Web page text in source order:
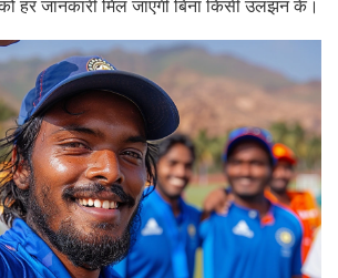
हर जानकारी मिल जाएगी बिना किसी उलझन के।